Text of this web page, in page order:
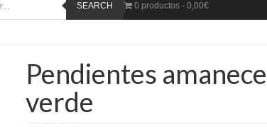
SEARCH 0 productos 0,00€
Pendientes
verde